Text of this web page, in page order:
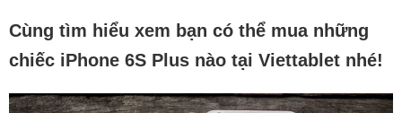
Cùng tìm hiểu xem bạn có thể mua những
chiếc iPhone 6S Plus nào tại Viettablet nhé!